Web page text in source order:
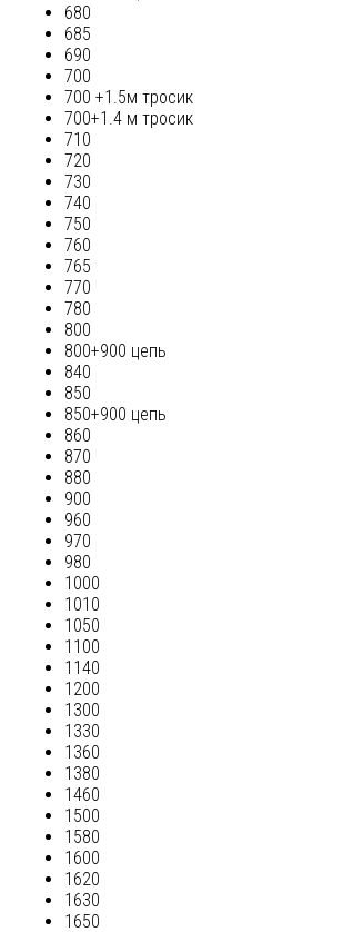
680
685
690
700
700 +1.5м тросик
700+1.4 м тросик
710
720
730
740
750
760
765
770
780
800
800+900 цепь
840
850
850+900 цепь
860
870
880
900
960
970
980
1000
1010
1050
1100
1140
1200
1300
1330
1360
1380
1460
1500
1580
1600
1620
1630
1650